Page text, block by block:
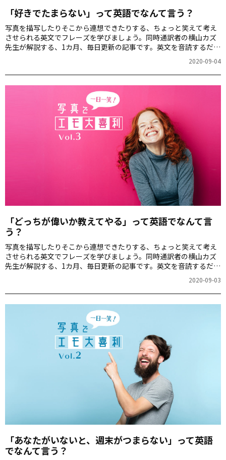
「好きでたまらない」って英語でなんて言う？
写真を描写したりそこから連想できたりする、ちょっと笑えて考え
させられる英文でフレーズを学びましょう。同時通訳者の横山カズ
先生が解説する、1カ月、毎日更新の記事です。英文を音読するだけ
でも、スピーキング力が上がりますよ！第4回のお題は「アザラシ」
2020-09-04
「どっちが偉いか教えてやる」って英語でなんて言
う？
写真を描写したりそこから連想できたりする、ちょっと笑えて考え
させられる英文でフレーズを学びましょう。同時通訳者の横山カズ
先生が解説する、1カ月、毎日更新の記事です。英文を音読するだけ
でも、スピーキング力が上がりますよ！第3回のお題は「ネコと
2020-09-03
「あなたがいないと、週末がつまらない」って英語
でなんて言う？